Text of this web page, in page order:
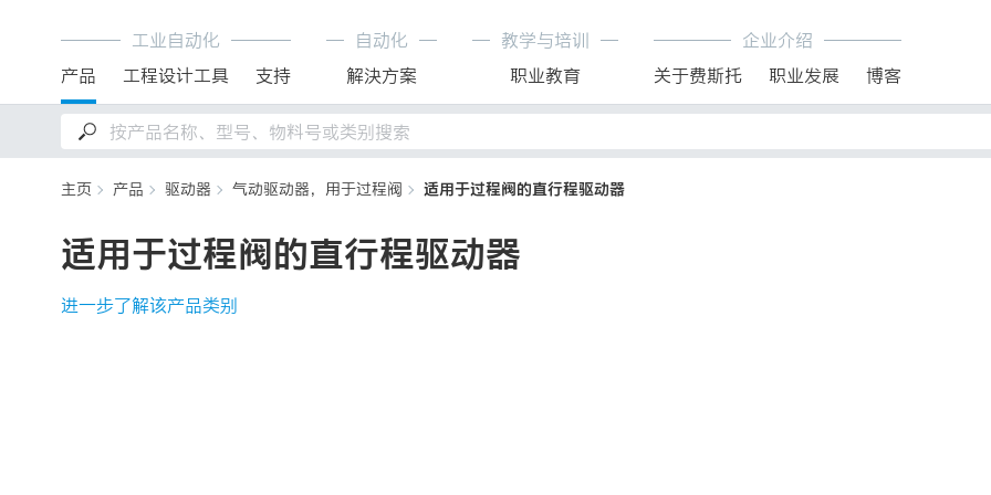
工业自动化
产品
工程设计工具 支持
自动化
解決方案
教学与培训
职业教育
企业介绍
关于费斯托
职业发展 博客
主页 产品 驱动器 气动驱动器，用于过程阀 适用于过程阀的直行程驱动器
适用于过程阀的直行程驱动器
进一步了解该产品类别